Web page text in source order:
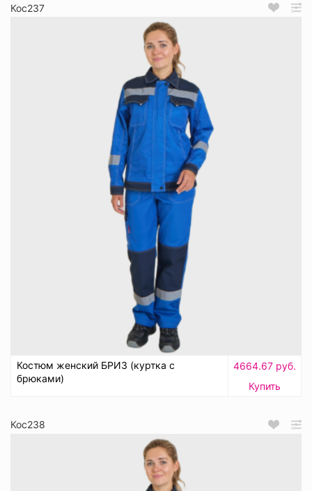
Кос237
Костюм женский БРИЗ (куртка с
брюками)
4664.67 руб.
Купить
Кос238